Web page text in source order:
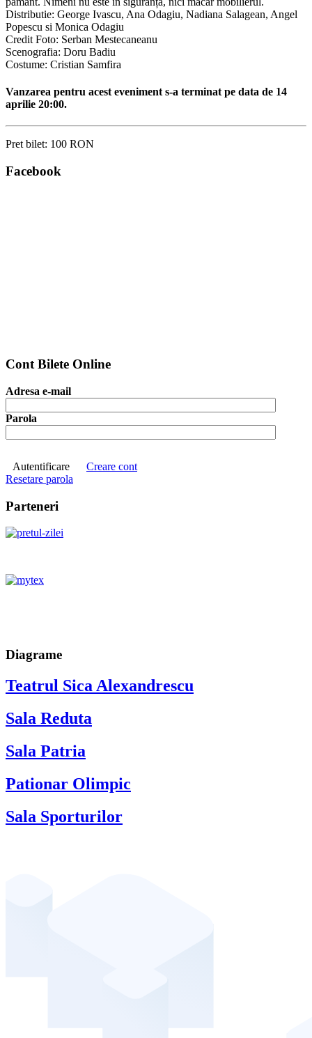
Distributie: George Ivascu, Ana Odagiu, Nadiana Salagean, Angel
Popescu si Monica Odagiu
Credit Foto: Serban Mestecaneanu
Scenografia: Doru Badiu
Costume: Cristian Samfira
Vanzarea pentru acest eveniment s-a terminat pe data de 14
aprilie 20:00.
Pret bilet: 100 RON
Facebook
Cont Bilete Online
Adresa e-mail
Parola
Autentificare
Creare cont
Resetare parola
Parteneri
Diagrame
Teatrul Sica Alexandrescu
Sala Reduta
Sala Patria
Pationar Olimpic
Sala Sporturilor